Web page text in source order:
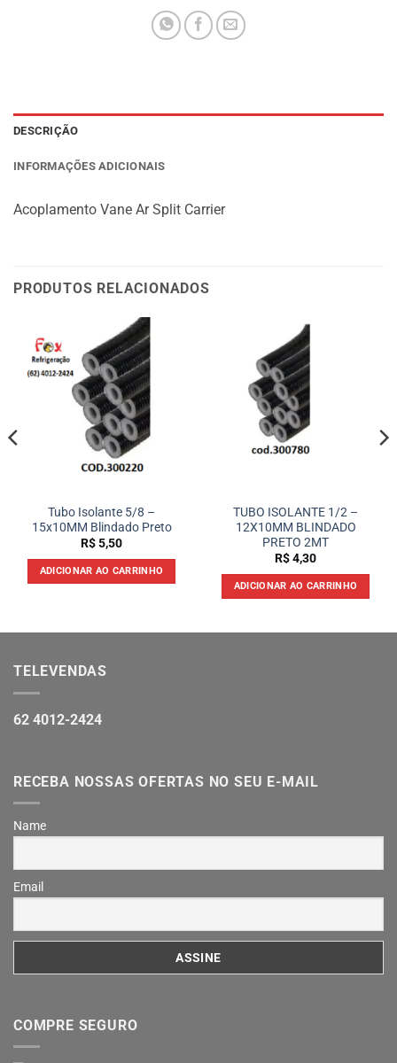
DESCRIÇÃO
INFORMAÇÕES ADICIONAIS
Acoplamento Vane Ar Split Carrier
PRODUTOS RELACIONADOS
Tubo Isolante 5/8 –
15x10MM Blindado Preto
R$5,50
ADICIONAR AO CARRINHO
TUBO ISOLANTE 1/2 –
12X10MM BLINDADO
PRETO 2MT
R$4,30
ADICIONAR AO CARRINHO
TELEVENDAS
62 4012-2424
RECEBA NOSSAS OFERTAS NO SEU E-MAIL
Name
Email
COMPRE SEGURO